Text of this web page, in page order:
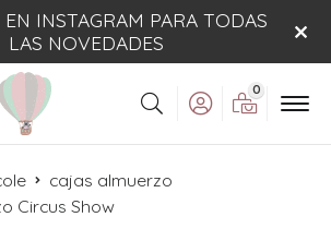
INSTAGRAM PARA TODAS
LAS NOVEDADES
Buscar
0
cajas almuerzo
Circus Show